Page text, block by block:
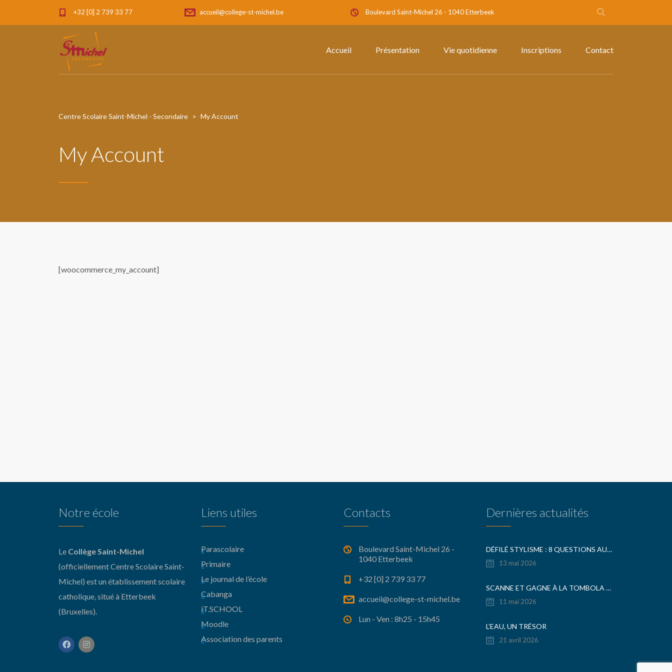
+32 [0] 2 739 33 77 accueil@college-st-michel.be Boulevard Saint-Michel 26 - 1040 Etterbeek
Accueil Présentation Vie quotidienne Inscriptions Contact
Centre Scolaire Saint-Michel - Secondaire > My Account
My Account
[woocommerce_my_account]
Notre école
Le Collège Saint-Michel
(officiellement Centre Scolaire Saint-
Michel) est un établissement scolaire
catholique, situé à Etterbeek
(Bruxelles).
Liens utiles
Parascolaire
Primaire
Le journal de l’école
Cabanga
iT.SCHOOL
Moodle
Association des parents
Contacts
Boulevard Saint-Michel 26 -
1040 Etterbeek
+32 [0] 2 739 33 77
accueil@college-st-michel.be
Lun - Ven : 8h25 - 15h45
Dernières actualités
DÉFILÉ STYLISME : 8 QUESTIONS AUX ORGANISATEURS
13 mai 2026
SCANNE ET GAGNE À LA TOMBOLA DE LA FÊTE DU COLLÈGE
11 mai 2026
L’EAU, UN TRÉSOR
21 avril 2026